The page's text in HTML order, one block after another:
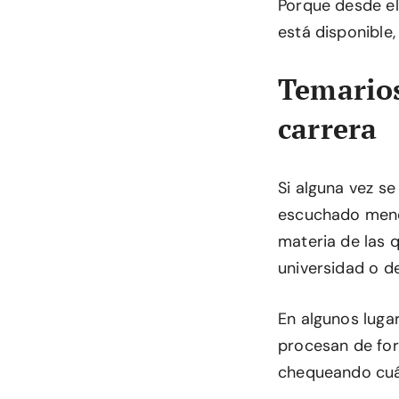
Porque desde
está
carrera
Si alguna vez
escuchado
materia de las
universidad o
En algunos
procesan de
chequeando